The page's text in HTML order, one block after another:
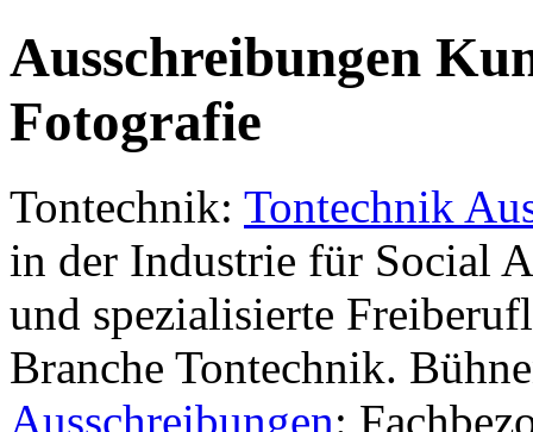
Ausschreibungen
Fotografie
Tontechnik: Tontechnik
in der Industrie für Social
und spezialisierte
Branche Tontechnik.
Ausschreibungen: